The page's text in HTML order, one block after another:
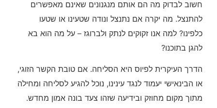
חשוב לבדוק מה הם אותם מנגנונים שאינם מאפשרים
להתנצל. מה יקרה אם נתנצל ונודה שטעינו או שטעו
כלפינו? למה אנו זקוקים לנתק ולברוגז – על מה הוא בא
להגן בתוכנו?
הדרך העיקרית לפיוס היא הסליחה. אם טובת הקשר הזוגי,
או הבינאישי יעמוד לנגד עינינו, נוכל להגיע לסליחה ומחילה
מתוך מקום מחוזק ובידיעה שזהו צעד בונה אמון מחדש.